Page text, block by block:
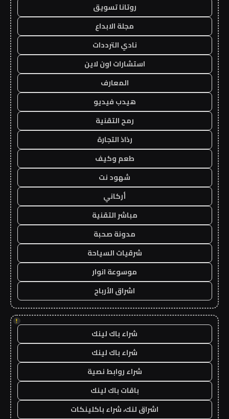
روتانا تسويق
مجلة الابداع
نادي الترددات
استشارات اون لاين
المعارف
هيدب فيديو
رمح التقنية
رذاذ التجارة
طعم وكيف
شهود نت
أركاني
مباشر التقنية
مدونة صحبة
شرقيات السياحة
موسوعة انوار
اشراق الأرباح
!
شراء باك لينك
شراء باك لينك
شراء روابط نصية
باقات باك لينك
اشراق لنك، شراء باكلينكات